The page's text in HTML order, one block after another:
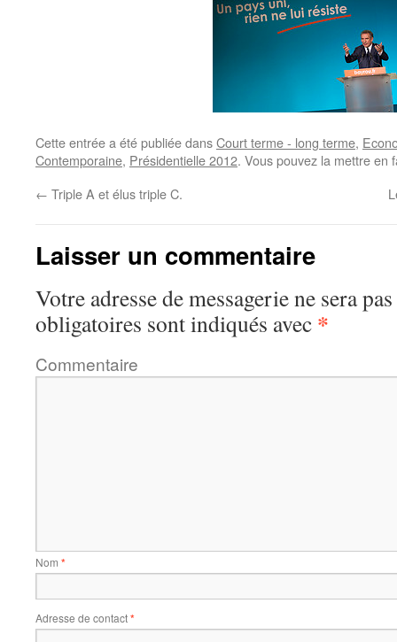
Cette entrée a été publiée dansCourt terme - long terme,
Contemporaine, Présidentielle 2012. Vous pouvez la mettre en
← Triple A et élus triple C.
Laisser un commentaire
Votre adresse de messagerie ne sera
obligatoires sont indiqués avec *
Commentaire
Nom *
Adresse de contact*